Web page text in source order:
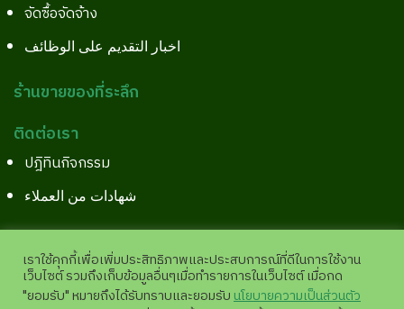
จัดซื้อจัดจ้าง
اخبار التقديم على الوظائف
ร้านขายของที่ระลึก
ติดต่อเรา
ปฎิทินกิจกรรม
شهادات من العملاء
Copyright©2026 All Right Reserved.
Site Pages View
เราใช้คุกกี้เพื่อเพิ่มประสิทธิภาพและประสบการณ์ที่ดีในการใช้งาน
เว็บไซต์ รวมถึงเก็บข้อมูลอื่นๆเมื่อทำรายการในเว็บไซต์ เมื่อกด
"ยอมรับ" หมายถึงได้รับทราบและยอมรับนโยบายความเป็นส่วนตัว